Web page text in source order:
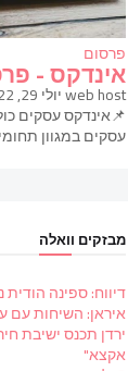
פרסום
אינדקס -
web hostיולי 29, 2022
📌אינדקס עסקים
עסקים במגוון
מבזקים וואלה
דיווח: ספינה
איראן: השיחות עם
ירדן תכנס ישיבת
אקצא"